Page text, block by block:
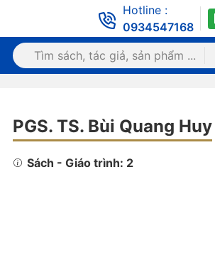
Hotline :
0934547168
PGS. TS. Bùi Quang Huy
Sách - Giáo trình: 2